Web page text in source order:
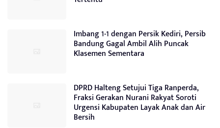
Imbang 1-1 dengan Persik Kediri, Persib
Bandung Gagal Ambil Alih Puncak
Klasemen Sementara
DPRD Halteng Setujui Tiga Ranperda,
Fraksi Gerakan Nurani Rakyat Soroti
Urgensi Kabupaten Layak Anak dan Air
Bersih